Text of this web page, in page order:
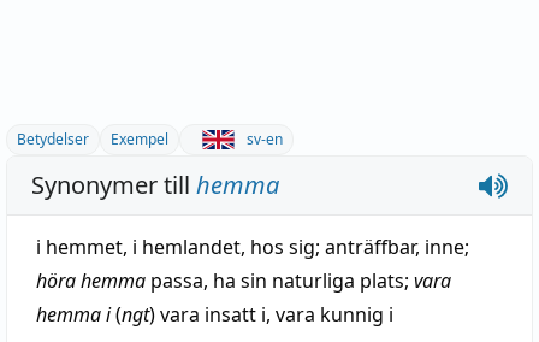
Betydelser Exempel sv-en
Synonymer till hemma
i hemmet, i hemlandet, hos sig; anträffbar, inne;
höra hemma passa, ha sin naturliga plats; vara
hemma i(ngt)vara insatt i, vara kunnig i